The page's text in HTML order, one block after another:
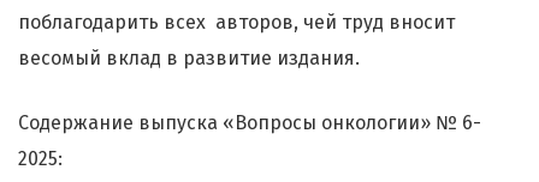
поблагодарить всех авторов, чей труд вносит
весомый вклад в развитие издания.
Содержание выпуска «Вопросы онкологии» № 6-
2025: